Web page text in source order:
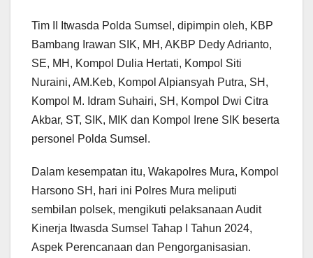
Tim II Itwasda Polda Sumsel, dipimpin oleh, KBP
Bambang Irawan SIK, MH, AKBP Dedy Adrianto,
SE, MH, Kompol Dulia Hertati, Kompol Siti
Nuraini, AM.Keb, Kompol Alpiansyah Putra, SH,
Kompol M. Idram Suhairi, SH, Kompol Dwi Citra
Akbar, ST, SIK, MIK dan Kompol Irene SIK beserta
personel Polda Sumsel.
Dalam kesempatan itu, Wakapolres Mura, Kompol
Harsono SH, hari ini Polres Mura meliputi
sembilan polsek, mengikuti pelaksanaan Audit
Kinerja Itwasda Sumsel Tahap I Tahun 2024,
Aspek Perencanaan dan Pengorganisasian.